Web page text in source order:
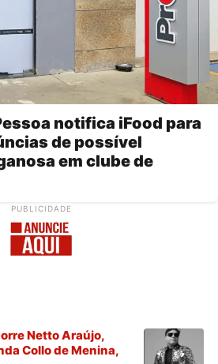
notifica iFood para
de possível
em clube de
PUBLICIDADE
Netto Araújo,
Collo de Menina,